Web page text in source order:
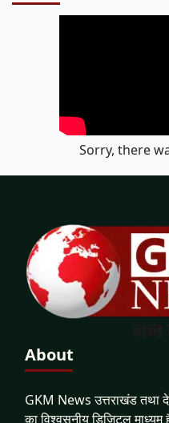
Sorry, there
About
GKM News उत्तराखंड तथा
का विश्वसनीय डिजिटल